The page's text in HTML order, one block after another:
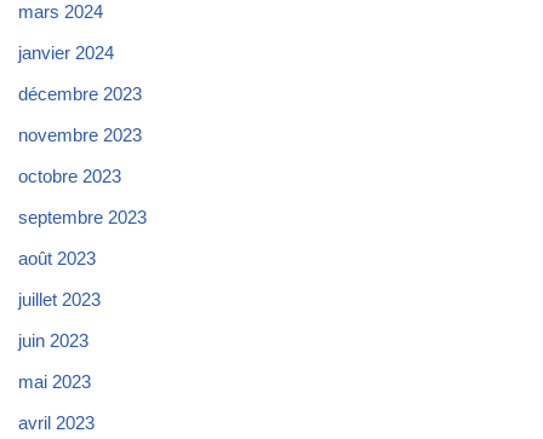
mars 2024
janvier 2024
décembre 2023
novembre 2023
octobre 2023
septembre 2023
août 2023
juillet 2023
juin 2023
mai 2023
avril 2023